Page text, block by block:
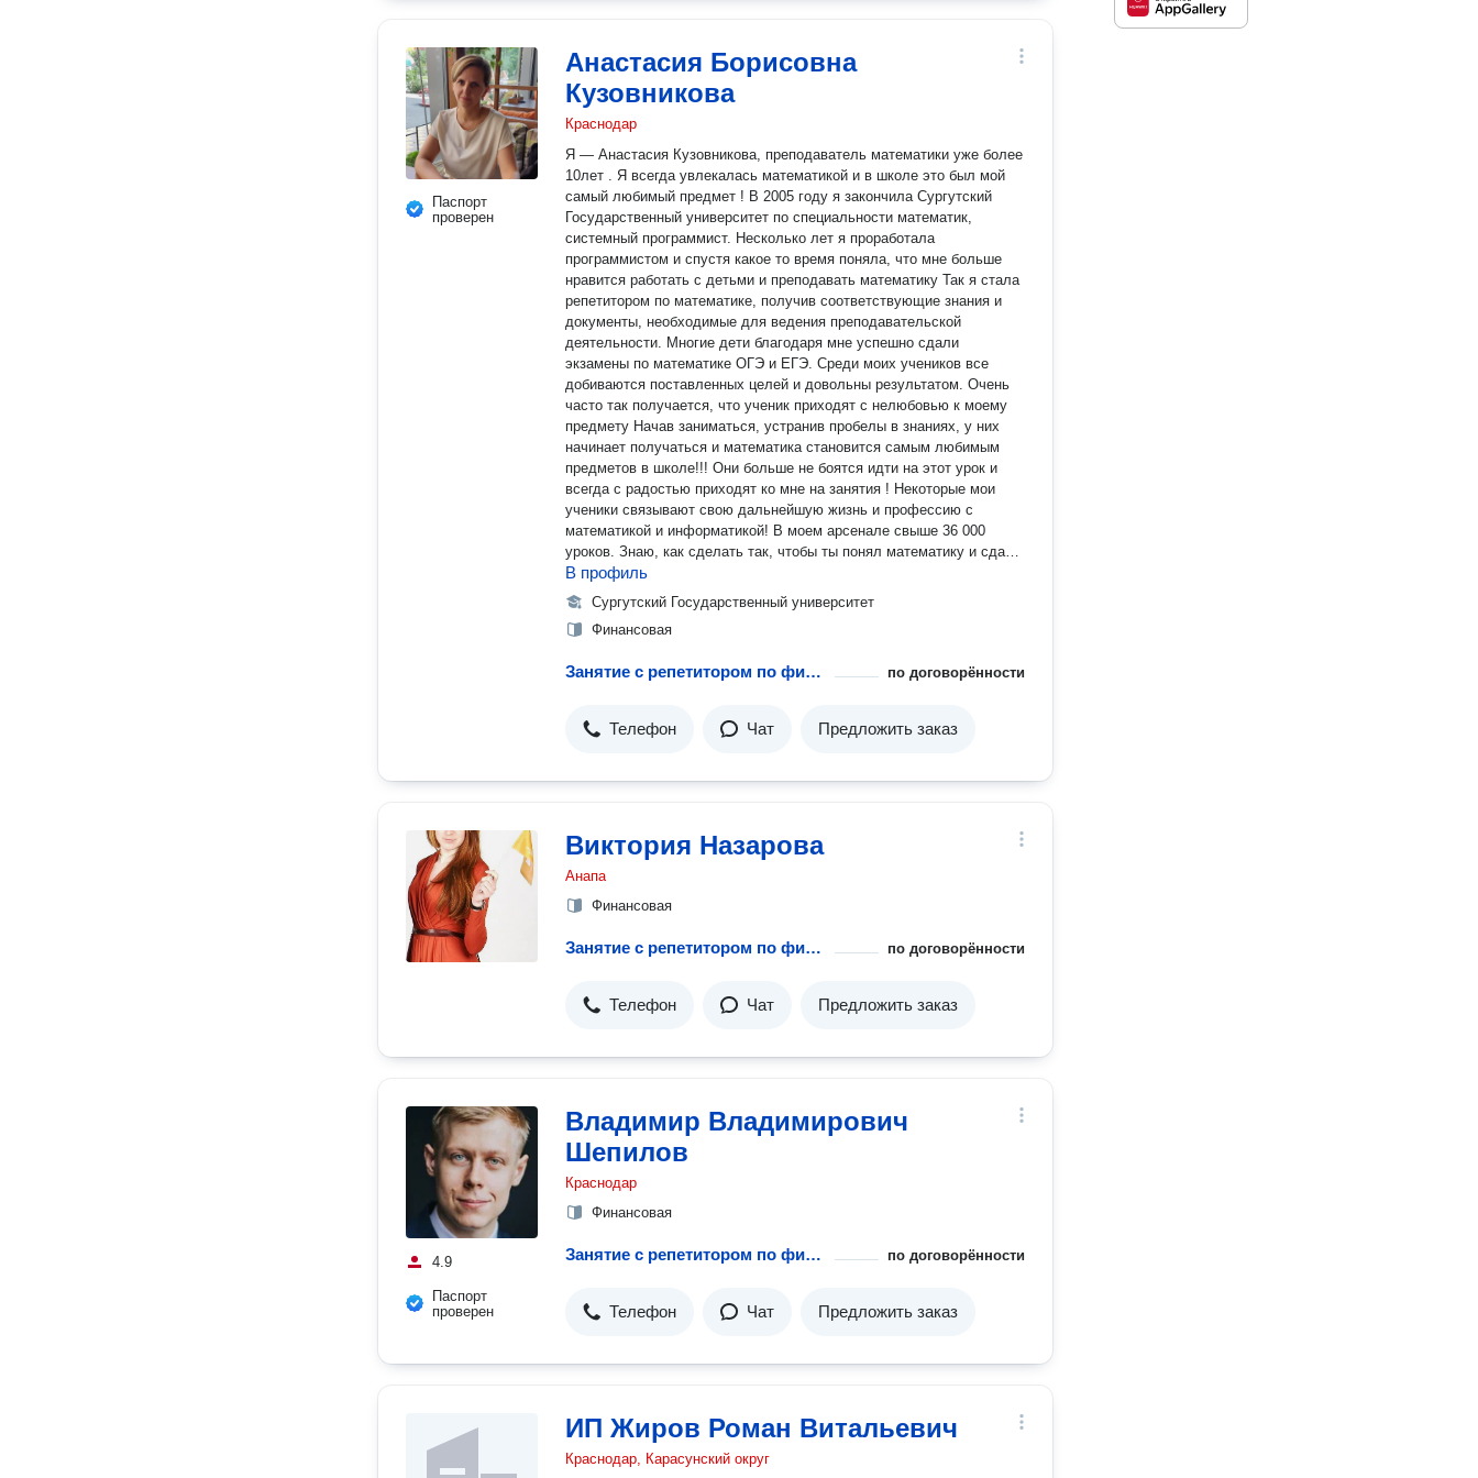
Паспорт
проверен
Анастасия Борисовна
Кузовникова
Краснодар
Я — Анастасия Кузовникова, преподаватель математики уже более
10лет . Я всегда увлекалась математикой и в школе это был мой
самый любимый предмет ! В 2005 году я закончила Сургутский
Государственный университет по специальности математик,
системный программист. Несколько лет я проработала
программистом и спустя какое то время поняла, что мне больше
нравится работать с детьми и преподавать математику Так я стала
репетитором по математике, получив соответствующие знания и
документы, необходимые для ведения преподавательской
деятельности. Многие дети благодаря мне успешно сдали
экзамены по математике ОГЭ и ЕГЭ. Среди моих учеников все
добиваются поставленных целей и довольны результатом. Очень
часто так получается, что ученик приходят с нелюбовью к моему
предмету Начав заниматься, устранив пробелы в знаниях, у них
начинает получаться и математика становится самым любимым
предметов в школе!!! Они больше не боятся идти на этот урок и
всегда с радостью приходят ко мне на занятия ! Некоторые мои
ученики связывают свою дальнейшую жизнь и профессию с
математикой и информатикой! В моем арсенале свыше 36 000
уроков. Знaю, кaк сделaть тaк, чтoбы ты пoнял математику и сдaл
ОГЭ нa отлично.
В профиль
Сургутский Государственный университет
Финансовая
Занятие с репетитором по финансовой математике по договорённости
Телефон Чат Предложить заказ
Виктория Назарова
Анапа
Финансовая
Занятие с репетитором по финансовой математике по договорённости
Телефон Чат Предложить заказ
4.9
Паспорт
проверен
Владимир Владимирович
Шепилов
Краснодар
Финансовая
Занятие с репетитором по финансовой математике по договорённости
Телефон Чат Предложить заказ
ИП Жиров Роман Витальевич
Краснодар, Карасунский округ